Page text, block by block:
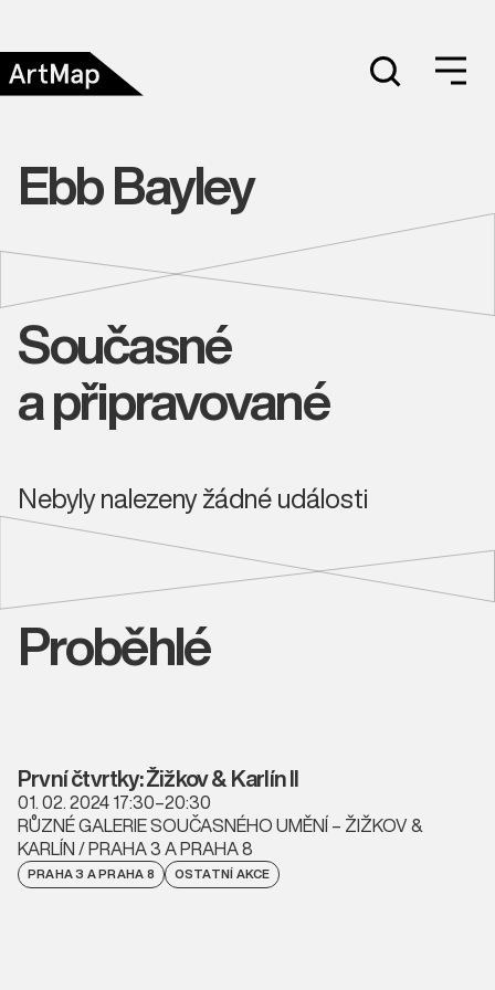
Ebb Bayley
Současné
a připravované
Nebyly nalezeny žádné události
Proběhlé
První čtvrtky: Žižkov & Karlín II
01. 02. 2024 17:30–20:30
RŮZNÉ GALERIE SOUČASNÉHO UMĚNÍ – ŽIŽKOV &
KARLÍN / PRAHA 3 A PRAHA 8
PRAHA 3 A PRAHA 8 OSTATNÍ AKCE